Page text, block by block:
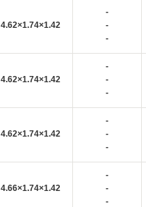
4.62×1.74×1.42
-
-
-
4.62×1.74×1.42
-
-
-
4.62×1.74×1.42
-
-
-
4.66×1.74×1.42
-
-
-